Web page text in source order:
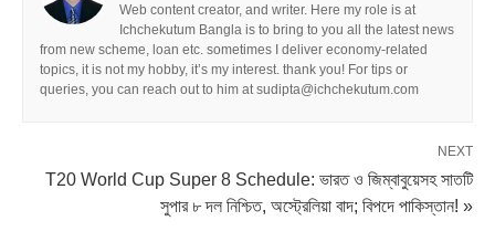
Web content creator, and writer. Here my role is at
Ichchekutum Bangla is to bring to you all the latest news
from new scheme, loan etc. sometimes I deliver economy-related
topics, it is not my hobby, it’s my interest. thank you! For tips or
queries, you can reach out to him at sudipta@ichchekutum.com
NEXT
T20 World Cup Super 8 Schedule: ভারত ও জিম্বাবুয়েসহ সাতটি
সুপার ৮ দল নিশ্চিত, অস্ট্রেলিয়া বাদ; বিপদে পাকিস্তান! »